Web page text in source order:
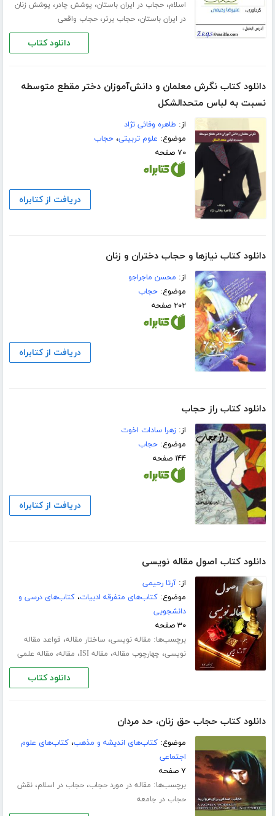
اسلام،حجاب در ایران باستان، پوشش چادر، پوشش زنان
در ایران باستان،حجاب برتر،حجاب واقعی
دانلود کتاب
دانلود کتاب نگرش معلمان و دانش‌آموزان دختر مقطع متوسطه
نسبت به لباس متحد‌الشکل
از: طاهره وفائی نژاد
موضوع: علوم تربیتی،حجاب
۷۰ صفحه
دریافت از کتابراه
دانلود کتاب نیازها و حجاب دختران و زنان
از: محسن ماجراجو
موضوع:حجاب
۲۰۲ صفحه
دریافت از کتابراه
دانلود کتاب راز حجاب
از:زهرا سادات اخوت
موضوع:حجاب
۱۴۴ صفحه
دریافت از کتابراه
دانلود کتاب اصول مقاله نویسی
از:آرتا رحیمی
موضوع:کتاب‌های متفرقه ادبیات،کتاب‌های درسی و
دانشجویی
۳۰ صفحه
برچسب‌ها: مقاله نویسی، ساختار مقاله، قواعد مقاله
نویسی، چهارچوب مقاله، مقاله ISI ، مقاله، مقاله علمی
دانلود کتاب
دانلود کتاب حجاب حق زنان، حد مردان
موضوع:کتاب‌های اندیشه و مذهب،کتاب‌های علوم
اجتماعی
۷ صفحه
برچسب‌ها: مقاله در مورد حجاب،حجاب در اسلام،نقش
حجاب در جامعه